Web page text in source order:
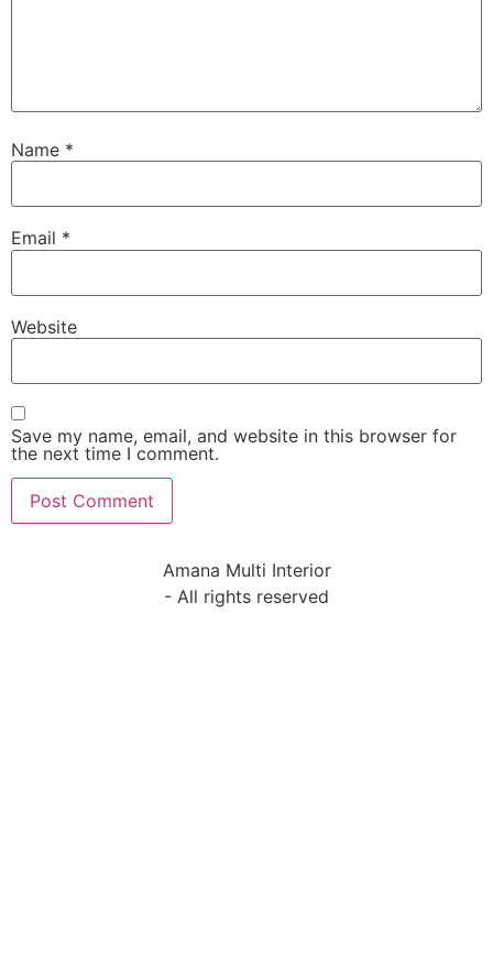
Name *
Email *
Website
Save my name, email, and website in this browser for
the next time I comment.
Amana Multi Interior
- All rights reserved